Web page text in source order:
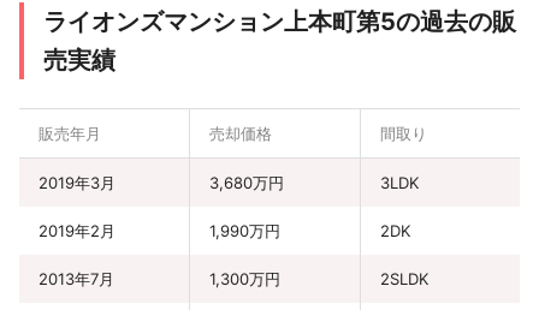
ライオンズマンション上本町第5の過去の販
売実績
販売年月 売却価格 間取り
2019年3月 3,680万円 3LDK
2019年2月 1,990万円 2DK
2013年7月 1,300万円 2SLDK